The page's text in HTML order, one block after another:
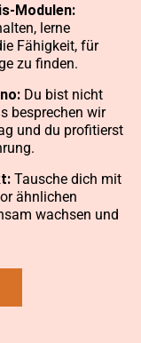
Modulen:
lerne
Fähigkeit, für
zu finden.
Du bist nicht
besprechen wir
und du profitierst
Tausche dich mit
ähnlichen
wachsen und